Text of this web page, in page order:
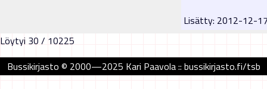
Lisätty: 2012-12-
Löytyi 30 / 10225
Bussikirjasto © 2000—2025 Kari Paavola :: bussikirjasto.fi/tsb